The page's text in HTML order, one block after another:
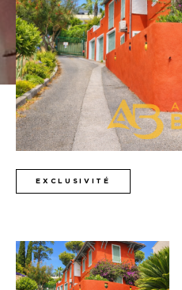
EXCLUSIVITÉ
Budget
Budget
Surface
Surface
Pièces
Pièces
AFFINER
TERRASSE